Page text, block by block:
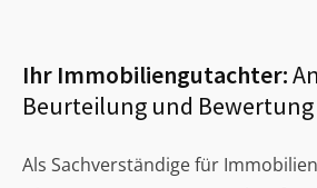
Ihr Immobiliengutachter:
Beurteilung und Bewertung
Als Sachverständige für